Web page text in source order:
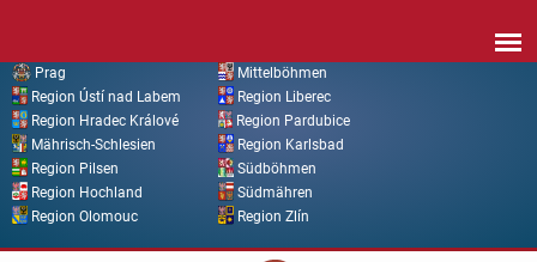
Prag
Mittelböhmen
Region Ústí nad Labem
Region Liberec
Region Hradec Králové
Region Pardubice
Mährisch-Schlesien
Region Karlsbad
Region Pilsen
Südböhmen
Region Hochland
Südmähren
Region Olomouc
Region Zlín